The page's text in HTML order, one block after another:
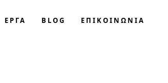
ΕΡΓΑ BLOG ΕΠΙΚΟΙΝΩΝΊΑ